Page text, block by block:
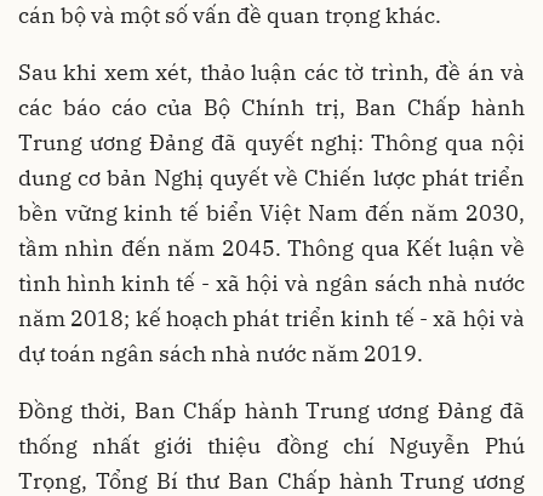
cán bộ và một số vấn đề quan trọng khác.
Sau khi xem xét, thảo luận các tờ trình, đề án và
các báo cáo của Bộ Chính trị, Ban Chấp hành
Trung ương Đảng đã quyết nghị: Thông qua nội
dung cơ bản Nghị quyết về Chiến lược phát triển
bền vững kinh tế biển Việt Nam đến năm 2030,
tầm nhìn đến năm 2045. Thông qua Kết luận về
tình hình kinh tế - xã hội và ngân sách nhà nước
năm 2018; kế hoạch phát triển kinh tế - xã hội và
dự toán ngân sách nhà nước năm 2019.
Đồng thời, Ban Chấp hành Trung ương Đảng đã
thống nhất giới thiệu đồng chí Nguyễn Phú
Trọng, Tổng Bí thư Ban Chấp hành Trung ương